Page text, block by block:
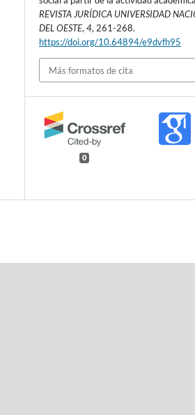
REVISTA JURÍDICA UNIVERSIDAD
DEL OESTE,4, 261-268.
https://doi.org/10.64894/e9dvfh95
Más formatos de cita
0